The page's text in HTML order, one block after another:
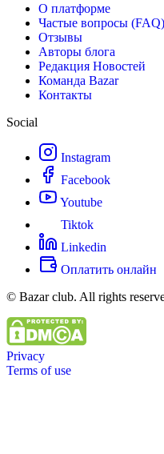
О платформе
Частые вопросы (FAQ)
Отзывы
Авторы блога
Редакция Новостей
Команда Bazar
Контакты
Social
Instagram
Facebook
Youtube
Tiktok
Linkedin
Оплатить онлайн
© Bazar club. All rights
Privacy
Terms of use